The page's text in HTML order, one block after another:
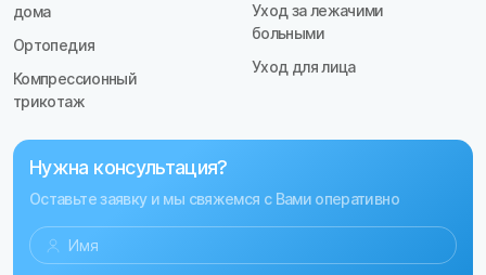
дома
Ортопедия
Компрессионный
трикотаж
Уход за лежачими
больными
Уход для лица
Нужна консультация?
Оставьте заявку и мы свяжемся с Вами оперативно